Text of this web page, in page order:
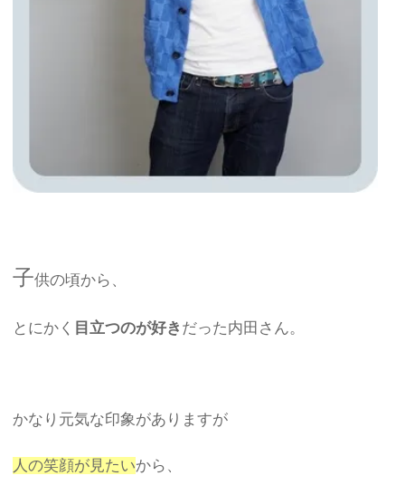
子供の頃から、
とにかく 目立つのが好き だった内田さん。
かなり元気な印象がありますが
人の笑顔が見たいから、